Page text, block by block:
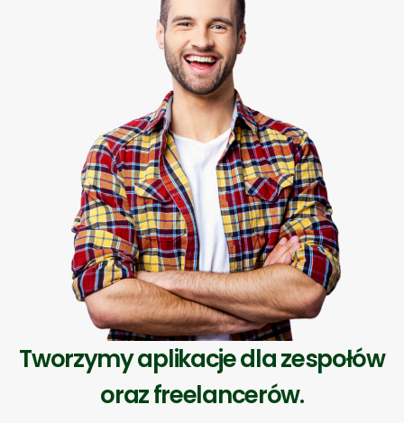
Tworzymy aplikacje dla zespołów
oraz freelancerów.